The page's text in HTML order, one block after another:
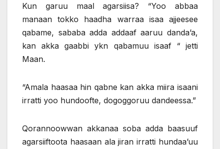
Kun garuu maal agarsiisa? “Yoo abbaa
manaan tokko haadha warraa isaa ajjeesee
qabame, sababa adda addaaf aaruu danda’a,
kan akka gaabbi ykn qabamuu isaaf “ jetti
Maan.
“Amala haasaa hin qabne kan akka miira isaani
irratti yoo hundoofte, dogoggoruu dandeessa.”
Qorannoowwan akkanaa soba adda baasuuf
agarsiiftoota haasaan ala jiran irratti hundaa’uu